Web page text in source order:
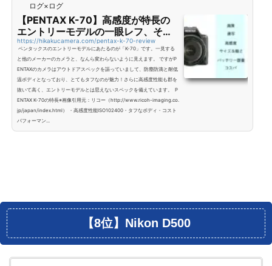
ログ×ログ
【PENTAX K-70】高感度が特長の
エントリーモデルの一眼レフ、その
特徴とレビュー！
https://hikakucamera.com/pentax-k-70-review
ペンタックスのエントリーモデルにあたるのが「K-70」です。一見する
と他のメーカーのカメラと、なんら変わらないように見えます。 ですがP
ENTAXのカメラはアウトドアスペックを謳っていまして、防塵防滴と耐低
温ボディとなっており、とてもタフなのが魅力！さらに高感度性能も郡を
抜いて高く、エントリーモデルとは思えないスペックを備えています。 P
ENTAX K-70の特長※画像引用元：リコー（http://www.ricoh-imaging.co.
jp/japan/index.html） ・高感度性能ISO102400・タフなボディ・コスト
パフォーマン...
【8位】Nikon D500